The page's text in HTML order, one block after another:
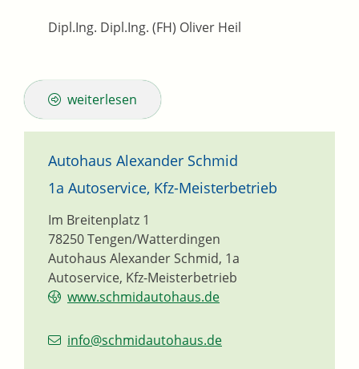
Dipl.Ing. Dipl.Ing. (FH) Oliver Heil
weiterlesen
Autohaus Alexander Schmid
1a Autoservice, Kfz-Meisterbetrieb
Autohaus Alexander Schmid, 1a
Autoservice, Kfz-Meisterbetrieb
Im Breitenplatz 1
78250Tengen/Watterdingen
www.schmidautohaus.de
info@schmidautohaus.de